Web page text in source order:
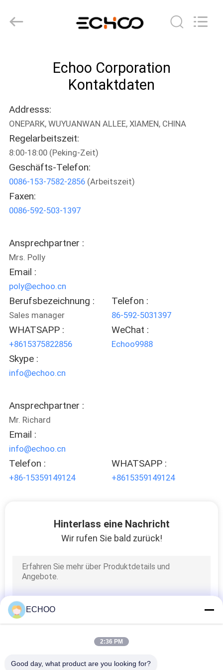
PRODUKTE
ÜBER
UNS
FABRIK-
AUSFLUG
QUALITÄTSKONTROLLE
NACHRICHTEN
FORDERN
SIE EIN
ZITAT
SITEMAP
PRIVACY
Rights
Echoo Corporation
Kontaktdaten
Addresss:
ONEPARK, WUYUANWAN ALLEE, XIAMEN, CHINA
Regelarbeitszeit:
8:00-18:00 (Peking-Zeit)
Geschäfts-Telefon:
0086-153-7582-2856(Arbeitszeit)
Faxen:
0086-592-503-1397
Ansprechpartner :
Mrs. Polly
Email :
poly@echoo.cn
Berufsbezeichnung :
Sales manager
Telefon :
86-592-5031397
WHATSAPP :
+8615375822856
WeChat :
Echoo9988
Skype :
info@echoo.cn
Ansprechpartner :
Mr. Richard
Email :
info@echoo.cn
Telefon :
+86-15359149124
WHATSAPP :
+8615359149124
Hinterlass eine Nachricht
Wir rufen Sie bald zurück!
ECHOO
2:36 PM
Good day, what product are you looking for?